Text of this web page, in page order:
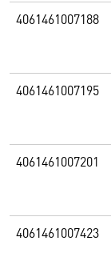
4061461007188
4061461007195
4061461007201
4061461007423